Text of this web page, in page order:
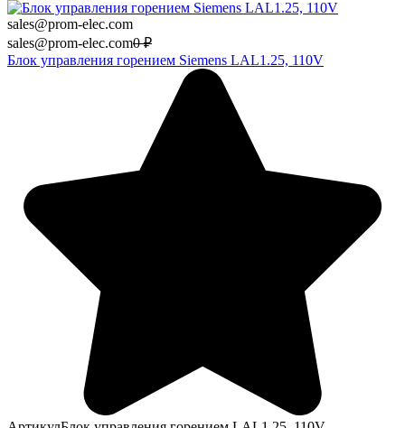
sales@prom-elec.com
sales@prom-elec.com0 ₽
Блок управления горением Siemens LAL1.25, 110V